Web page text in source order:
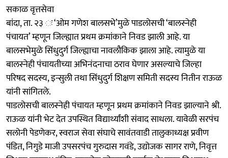
सकाळ वृत्तसेवा
बांदा, ता. २३ ः ‘ओम गणेश बालसभे’मुळे पाडलोसची ‘बालस्नेही
पंचायत’ म्हणून जिल्ह्यात प्रथम क्रमांकाने निवड झाली आहे. या
बालसभेमुळे सिंधुदुर्ग जिल्ह्याचा नावलौकिक झाला आहे. त्यामुळे या
बालस्नेही पंचायतीच्या अभिनंदनाचा ठराव घेणार असल्याचे जिल्हा
परिषद सदस्य, इन्सुली तथा सिंधुदुर्ग शिक्षण समिती सदस्य नितीन राऊळ
यांनी सांगितले.
पाडलोसची बालस्नेही पंचायत म्हणून प्रथम क्रमांकाने निवड झाल्याने श्री.
राऊळ यांनी भेट देत उपस्थित विद्यार्थ्यांशी संवाद साधला. यावेळी सरपंच
सलोनी पेडणेकर, स्वराज सेवा संघाचे सावंतवाडी तालुकाध्यक्ष प्रवीण
पंडित, निगुडे माजी उपसरपंच गुरुदास गवंडे, उद्योजक सागर राणे, निवृत्त